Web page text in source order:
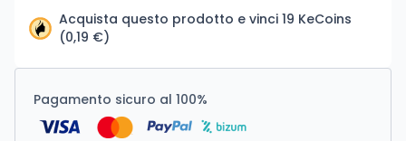
Acquista questo prodotto e vinci 19 KeCoins
(0,19 €)
Pagamento sicuro al 100%